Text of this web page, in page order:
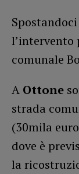
l’intervento
comunale
A Ottone
strada
(30mila
dove è
la